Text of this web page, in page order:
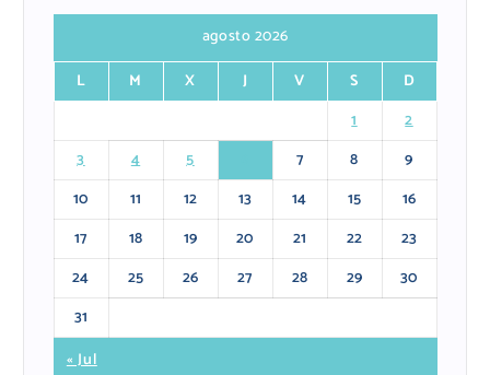
agosto 2026
L
M X J V S
D
1
2
3
4 5 7 8
9
10
11 12 13 14 15
16
17
18 19 20 21 22
23
24
25 26 27 28 29
30
31
« Jul